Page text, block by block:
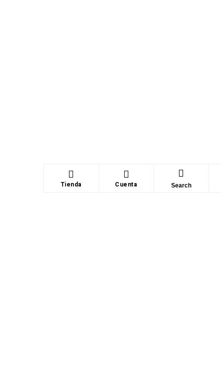
Tienda Cuenta Search